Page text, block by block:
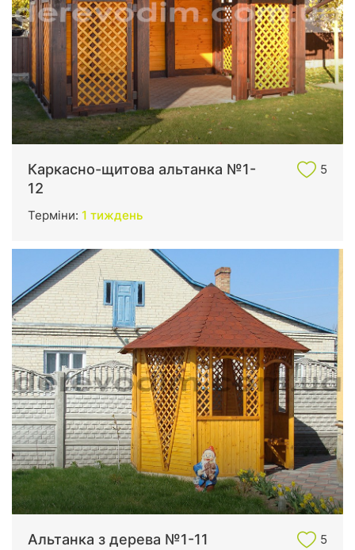
Каркасно-щитова альтанка №1-
12
5
Терміни: 1 тиждень
Альтанка з дерева №1-11
5